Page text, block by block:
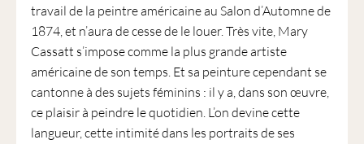
travail de la peintre américaine au Salon d’Automne de
1874, et n’aura de cesse de le louer. Très vite, Mary
Cassatt s’impose comme la plus grande artiste
américaine de son temps. Et sa peinture cependant se
cantonne à des sujets féminins : il y a, dans son œuvre,
ce plaisir à peindre le quotidien. L’on devine cette
langueur, cette intimité dans les portraits de ses